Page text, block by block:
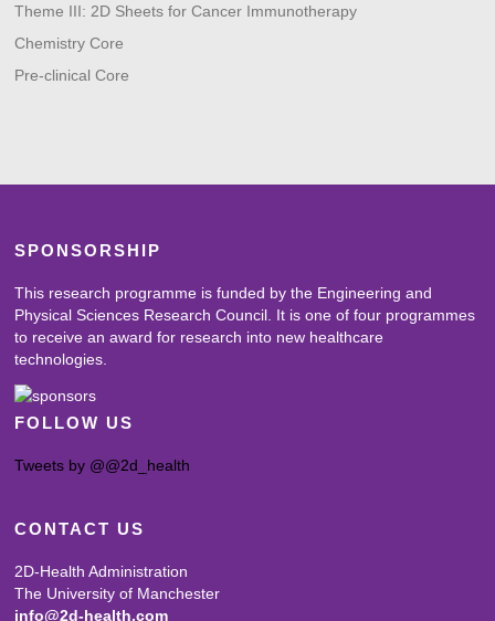
Theme III: 2D Sheets for Cancer Immunotherapy
Chemistry Core
Pre-clinical Core
SPONSORSHIP
This research programme is funded by the Engineering and
Physical Sciences Research Council. It is one of four programmes
to receive an award for research into new healthcare
technologies.
FOLLOW US
Tweets by @@2d_health
CONTACT US
2D-Health Administration
The University of Manchester
info@2d-health.com